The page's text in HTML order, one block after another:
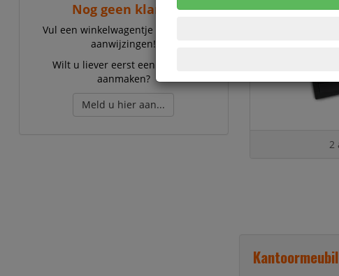
Nog geen klant?
Vul een winkelwagentje en volg de
aanwijzingen!
Wilt u liever eerst een account
aanmaken?
Meld u hier aan...
2